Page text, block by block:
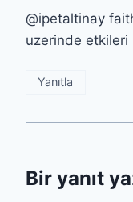
@ipetaltinay
uzerinde etkileri
Yanıtla
Bir yanıt